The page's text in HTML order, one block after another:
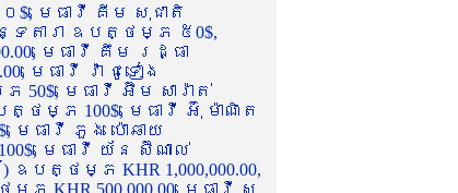
$, មេធាវី គីម សុជាតិ
ទតារា ឧបត្ថម្ភ ៥0$,
មេធាវី គឹម រដ្ធា
មេធាវី វ៉ា ជូទៀង
មេធាវី អ៊ឹម សារ៉ាត់
ថម្ភ 100$, មេធាវី អ៊ុំ ម៉ាណិត
េធាវី ភួង ប៉ោឆាយ
មេធាវី យ័ន ស៊ីណាល់
ត្ថម្ភ KHR 1,000,000.00,
500,000.00, មេធាវី សូ